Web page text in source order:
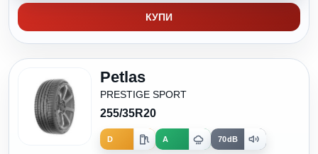
КУПИ
Petlas
PRESTIGE SPORT
255/35R20
D A 70dB